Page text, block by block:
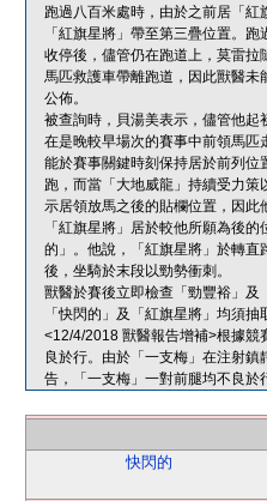
跑過八百米處時，由於之前居「
「紅旗星將」帶至第三疊位置。
收停後，儘管仍在跑道上，莫雷
馬匹救護車帶離跑道，因此獸醫
公佈。
被查詢時，貝湯美表示，儘管他
在是晚較早場次的賽事中前領馬
能於賽事關鍵時刻保持居於前列
跑，而當「大地威龍」持續受力
示居領放馬之後的貼欄位置，因
「紅旗星將」居於較他所願為後
的」。他說，「紅旗星將」於轉
後，坐騎於末段以勁勢衝刺。
獸醫於賽後立即檢查「勁豐裕」
「快閃的」及「紅旗星將」均須抽
<12/4/2018 獸醫報告增補>根據競
良於行。由於「一支梅」在注射
告，「一支梅」一對前腿均不良
快閃的